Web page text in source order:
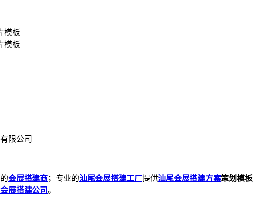
限公司
会展搭建商；专业的汕尾会展搭建工厂提供汕尾会展搭建方案策划模板
展搭建公司。